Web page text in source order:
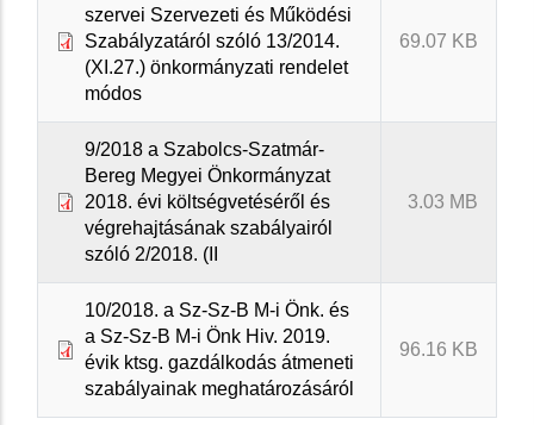
szervei Szervezeti és Működési
Szabályzatáról szóló 13/2014.
(XI.27.) önkormányzati rendelet
módos
69.07 KB
9/2018 a Szabolcs-Szatmár-
Bereg Megyei Önkormányzat
2018. évi költségvetéséről és
végrehajtásának szabályairól
szóló 2/2018. (II
3.03 MB
10/2018. a Sz-Sz-B M-i Önk. és
a Sz-Sz-B M-i Önk Hiv. 2019.
évik ktsg. gazdálkodás átmeneti
szabályainak meghatározásáról
96.16 KB